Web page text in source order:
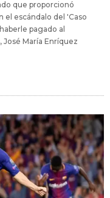
que proporcionó
el escándalo del 'Caso
pagado al
María Enríquez